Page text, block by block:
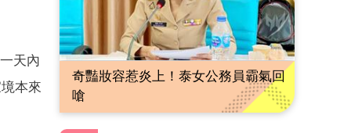
天內
本來
奇豔妝容惹炎上！泰女公務員霸氣回
嗆